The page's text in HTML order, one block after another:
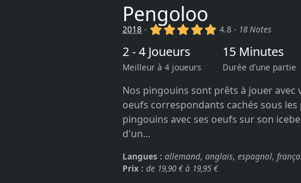
Pengoloo
2018 - (x) (x) (x) (x) (x)
4.8 - 18 Notes
2 - 4 Joueurs
Meilleur à 4 joueurs
15 Minutes
Durée d'une partie
Nos pingouins sont prêts à jouer avec
oeufs correspondants cachés sous
pingouins avec ses oeufs sur son
d'un...
Langues : allemand, anglais, espagnol,
Prix : de 19,90 € à 19,95 €